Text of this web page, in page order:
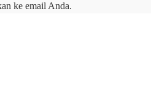
ke email Anda.